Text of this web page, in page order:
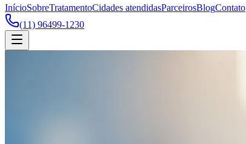
InícioSobreTratamentoCidades atendidasParceirosBlogContato
(11) 96499-1230